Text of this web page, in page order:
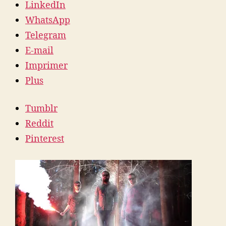
LinkedIn
WhatsApp
Telegram
E-mail
Imprimer
Plus
Tumblr
Reddit
Pinterest